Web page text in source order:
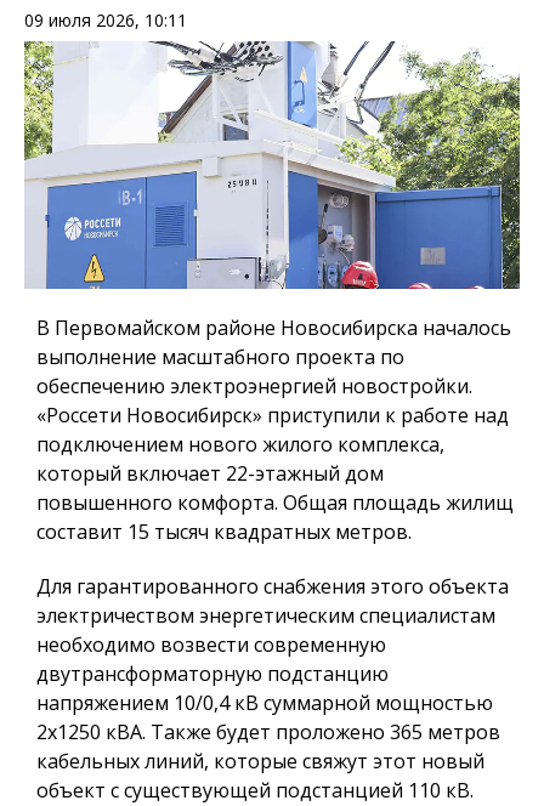
09 июля 2026, 10:11
В Первомайском районе Новосибирска началось
выполнение масштабного проекта по
обеспечению электроэнергией новостройки.
«Россети Новосибирск» приступили к работе над
подключением нового жилого комплекса,
который включает 22-этажный дом
повышенного комфорта. Общая площадь жилищ
составит 15 тысяч квадратных метров.
Для гарантированного снабжения этого объекта
электричеством энергетическим специалистам
необходимо возвести современную
двутрансформаторную подстанцию
напряжением 10/0,4 кВ суммарной мощностью
2х1250 кВА. Также будет проложено 365 метров
кабельных линий, которые свяжут этот новый
объект с существующей подстанцией 110 кВ.